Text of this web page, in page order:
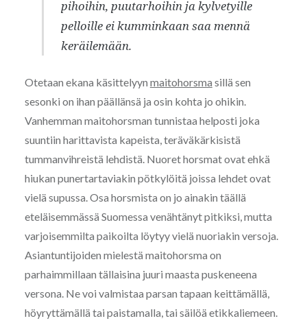
pihoihin, puutarhoihin ja kylvetyille
pelloille ei kumminkaan saa mennä
keräilemään.
Otetaan ekana käsittelyyn maitohorsma sillä sen
sesonki on ihan päällänsä ja osin kohta jo ohikin.
Vanhemman maitohorsman tunnistaa helposti joka
suuntiin harittavista kapeista, teräväkärkisistä
tummanvihreistä lehdistä. Nuoret horsmat ovat ehkä
hiukan punertartaviakin pötkylöitä joissa lehdet ovat
vielä supussa. Osa horsmista on jo ainakin täällä
eteläisemmässä Suomessa venähtänyt pitkiksi, mutta
varjoisemmilta paikoilta löytyy vielä nuoriakin versoja.
Asiantuntijoiden mielestä maitohorsma on
parhaimmillaan tällaisina juuri maasta puskeneena
versona. Ne voi valmistaa parsan tapaan keittämällä,
höyryttämällä tai paistamalla, tai säilöä etikkaliemeen.